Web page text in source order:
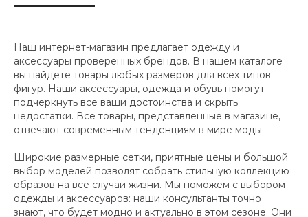
Наш интернет-магазин предлагает одежду и
аксессуары проверенных брендов. В нашем каталоге
вы найдете товары любых размеров для всех типов
фигур. Наши аксессуары, одежда и обувь помогут
подчеркнуть все ваши достоинства и скрыть
недостатки. Все товары, представленные в магазине,
отвечают современным тенденциям в мире моды.
Широкие размерные сетки, приятные цены и большой
выбор моделей позволят собрать стильную коллекцию
образов на все случаи жизни. Мы поможем с выбором
одежды и аксессуаров: наши консультанты точно
знают, что будет модно и актуально в этом сезоне. Они